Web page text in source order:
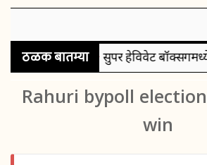
ठळक बातम्या सुपर हेविवेट
Rahuri bypoll
win